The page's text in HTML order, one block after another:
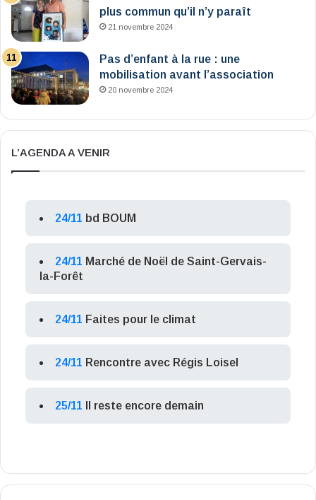
plus commun qu’il n’y paraît
21 novembre 2024
Pas d’enfant à la rue : une
mobilisation avant l’association
20 novembre 2024
L’AGENDA A VENIR
24/11 bd BOUM
24/11 Marché de Noël de Saint-Gervais-
la-Forêt
24/11 Faites pour le climat
24/11 Rencontre avec Régis Loisel
25/11 Il reste encore demain